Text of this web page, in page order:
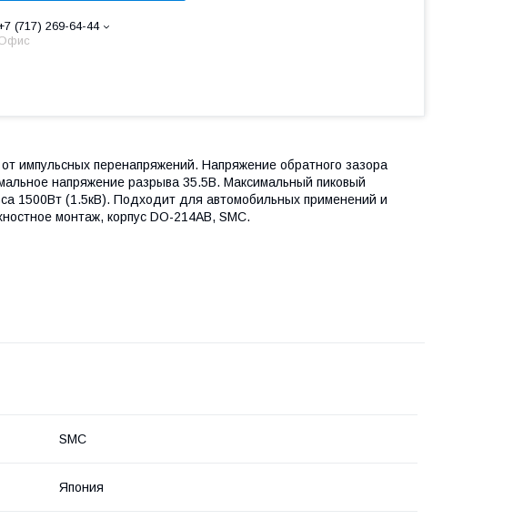
(717) 269-64-44
импульсных перенапряжений. Напряжение обратного зазора
напряжение разрыва 35.5В. Максимальный пиковый
1500Вт (1.5кВ). Подходит для автомобильных применений и
монтаж, корпус DO-214AB, SMC.
SMC
Япония